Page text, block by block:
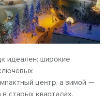
идеален: широкие
центр, а зимой —